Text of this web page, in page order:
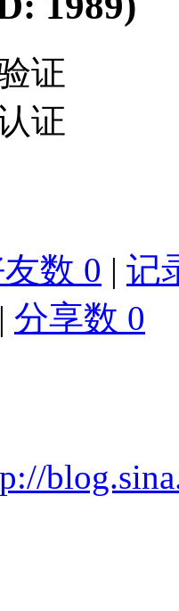
证
证
数 0 | 记
| 分享数 0